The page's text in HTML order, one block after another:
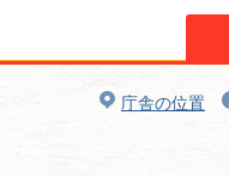
庁舎の位置